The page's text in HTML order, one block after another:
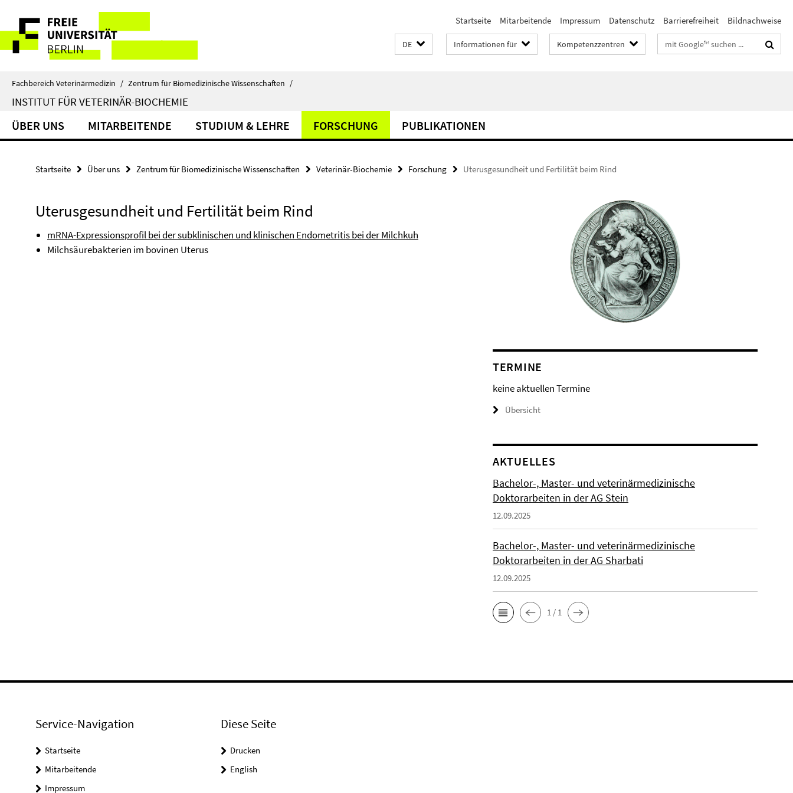
direkt
Inhalt
Service-
Navigation
Startseite Mitarbeitende Impressum Datenschutz Barrierefreiheit Bildnachweise
DE Informationen für Kompetenzzentren Suchbegriffe
Fachbereich Veterinärmedizin / Zentrum für Biomedizinische Wissenschaften /
INSTITUT FÜR VETERINÄR-BIOCHEMIE
ÜBER UNS MITARBEITENDE STUDIUM & LEHRE FORSCHUNG PUBLIKATIONEN
Startseite Über uns Zentrum für Biomedizinische Wissenschaften Veterinär-Biochemie Forschung Uterusgesundheit und Fertilität beim Rind
Uterusgesundheit und Fertilität beim Rind
mRNA-Expressionsprofil bei der subklinischen und klinischen Endometritis bei der Milchkuh
Milchsäurebakterien im bovinen Uterus
TERMINE
keine aktuellen Termine
Übersicht
AKTUELLES
Bachelor-, Master- und veterinärmedizinische
Doktorarbeiten in der AG Stein
12.09.2025
Bachelor-, Master- und veterinärmedizinische
Doktorarbeiten in der AG Sharbati
12.09.2025
1 / 1
Service-Navigation
Startseite
Mitarbeitende
Impressum
Diese Seite
Drucken
English